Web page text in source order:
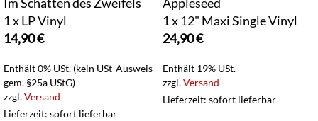
1 x LP Vinyl
14,90€
Enthält 0% USt. (kein USt-Ausweis
gem. §25a UStG)
zzgl.Versand
Lieferzeit: sofort lieferbar
1 x 12" Maxi Single Vinyl
24,90€
Enthält 19% USt.
zzgl.Versand
Lieferzeit: sofort lieferbar